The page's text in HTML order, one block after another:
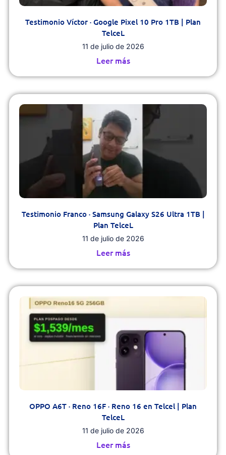
Testimonio Víctor · Google Pixel 10 Pro 1TB | Plan
TelceL
11 de julio de 2026
Leer más
Testimonio Franco · Samsung Galaxy S26 Ultra 1TB |
Plan TelceL
11 de julio de 2026
Leer más
OPPO A6T · Reno 16F · Reno 16 en Telcel | Plan
TelceL
11 de julio de 2026
Leer más